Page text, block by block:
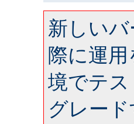
新しい
際に運
境でテ
グレー